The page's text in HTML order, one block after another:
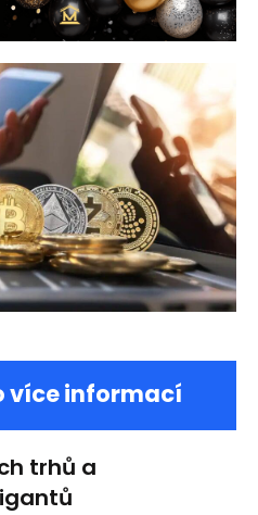
více informací
trhů a